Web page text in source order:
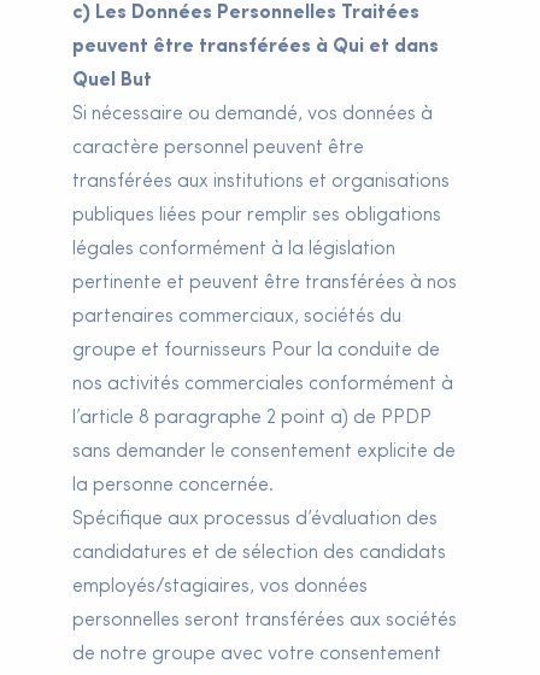
c) Les Données Personnelles Traitées
peuvent être transférées à Qui et dans
Quel But
Si nécessaire ou demandé, vos données à
caractère personnel peuvent être
transférées aux institutions et organisations
publiques liées pour remplir ses obligations
légales conformément à la législation
pertinente et peuvent être transférées à nos
partenaires commerciaux, sociétés du
groupe et fournisseurs Pour la conduite de
nos activités commerciales conformément à
l’article 8 paragraphe 2 point a) de PPDP
sans demander le consentement explicite de
la personne concernée.
Spécifique aux processus d’évaluation des
candidatures et de sélection des candidats
employés/stagiaires, vos données
personnelles seront transférées aux sociétés
de notre groupe avec votre consentement